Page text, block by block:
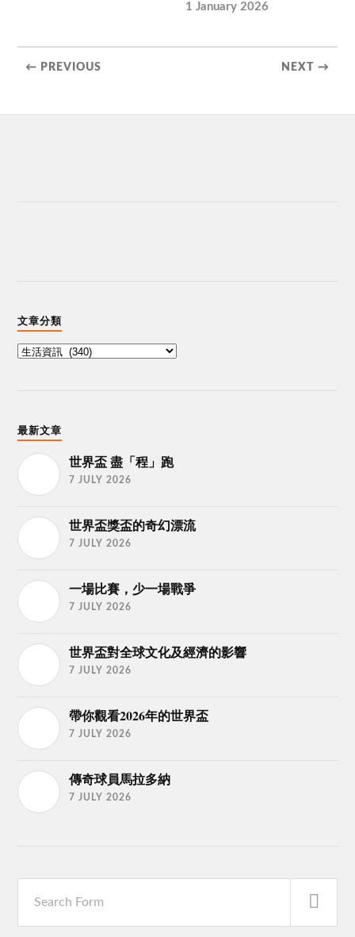
1 January 2026
← PREVIOUS NEXT →
文章分類
最新文章
世界盃 盡「程」跑
7 JULY 2026
世界盃獎盃的奇幻漂流
7 JULY 2026
一場比賽，少一場戰爭
7 JULY 2026
世界盃對全球文化及經濟的影響
7 JULY 2026
帶你觀看2026年的世界盃
7 JULY 2026
傳奇球員馬拉多納
7 JULY 2026